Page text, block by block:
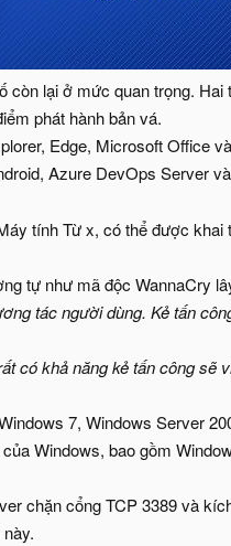
còn lại ở mức quan trọng.
phát hành bản vá.
Edge, Microsoft Office
Azure DevOps Server
tính Từ x, có thể được
tự như mã độc WannaCry
tác người dùng. Kẻ tấn
có khả năng kẻ tấn công sẽ
7, Windows Server
Windows, bao gồm
chặn cổng TCP 3389 và